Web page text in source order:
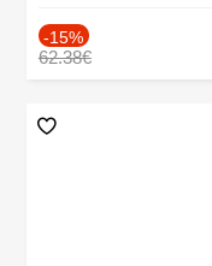
-15%
62.38€